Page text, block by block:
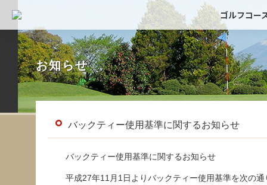
ゴルフコー
お知らせ
バックティー使用基準に関するお知らせ
バックティー使用基準に関するお知らせ
平成27年11月1日よりバックティー使用基準を次の